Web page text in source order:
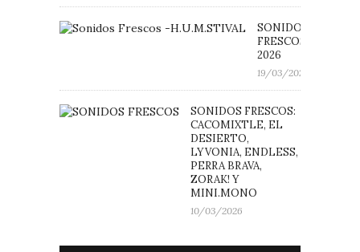
SONIDOS
FRESCOS:
2026
19/03/2026
SONIDOS FRESCOS:
CACOMIXTLE, EL
DESIERTO,
LYVONIA, ENDLESS,
PERRA BRAVA,
ZORAK! Y
MINI.MONO
10/03/2026